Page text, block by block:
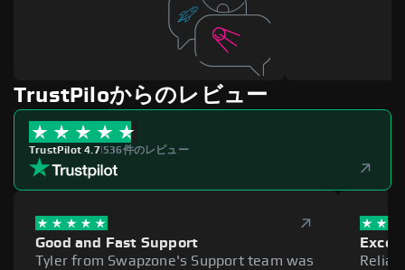
TrustPiloからのレビュー
TrustPilot 4.7|536件のレビュー
Good and Fast Support
Tyler from Swapzone's Support team was